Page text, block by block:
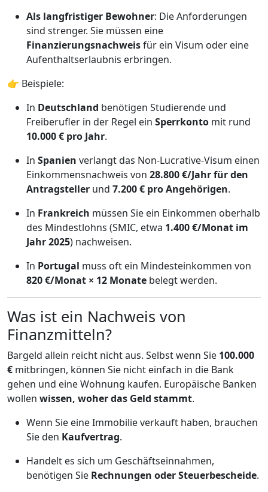
Als langfristiger Bewohner: Die Anforderungen
sind strenger. Sie müssen eine
Finanzierungsnachweisfür ein Visum oder eine
Aufenthaltserlaubnis erbringen.
👉 Beispiele:
In Deutschland benötigen Studierende und
Freiberufler in der Regel ein Sperrkonto mit rund
10.000 € pro Jahr.
In Spanien verlangt das Non-Lucrative-Visum einen
Einkommensnachweis von 28.800 €/Jahr für den
Antragsteller und 7.200 € pro Angehörigen.
In Frankreich müssen Sie ein Einkommen oberhalb
des Mindestlohns (SMIC, etwa 1.400 €/Monat im
Jahr 2025) nachweisen.
In Portugal muss oft ein Mindesteinkommen von
820 €/Monat × 12 Monate belegt werden.
Was ist ein Nachweis von
Finanzmitteln?
Bargeld allein reicht nicht aus. Selbst wenn Sie 100.000
€ mitbringen, können Sie nicht einfach in die Bank
gehen und eine Wohnung kaufen. Europäische Banken
wollen wissen, woher das Geld stammt.
Wenn Sie eine Immobilie verkauft haben, brauchen
Sie den Kaufvertrag.
Handelt es sich um Geschäftseinnahmen,
benötigen Sie Rechnungen oder Steuerbescheide.